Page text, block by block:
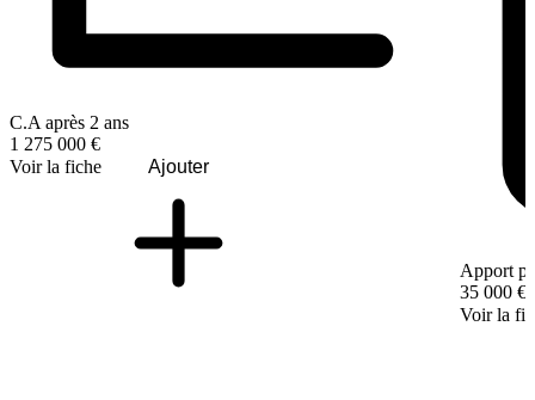
C.A après 2 ans
1 275 000 €
Voir la fiche
Ajouter
Apport
35 000 €
Voir la